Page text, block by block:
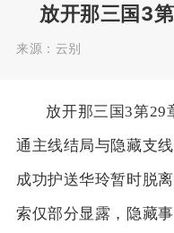
放开那三国3
来源： 云别
放开那三国3第29
通主线结局与隐藏支
成功护送华玲暂时脱
索仅部分显露，隐藏